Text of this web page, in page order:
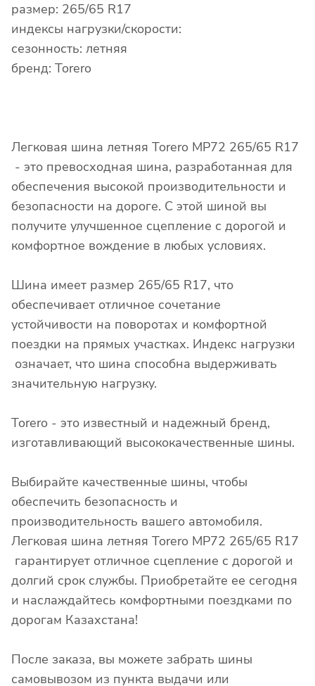
размер: 265/65 R17
индексы нагрузки/скорости:
сезонность: летняя
бренд: Torero
Легковая шина летняя Torero MP72 265/65 R17
- это превосходная шина, разработанная для
обеспечения высокой производительности и
безопасности на дороге. С этой шиной вы
получите улучшенное сцепление с дорогой и
комфортное вождение в любых условиях.
Шина имеет размер 265/65 R17, что
обеспечивает отличное сочетание
устойчивости на поворотах и комфортной
поездки на прямых участках. Индекс нагрузки
означает, что шина способна выдерживать
значительную нагрузку.
Torero - это известный и надежный бренд,
изготавливающий высококачественные шины.
Выбирайте качественные шины, чтобы
обеспечить безопасность и
производительность вашего автомобиля.
Легковая шина летняя Torero MP72 265/65 R17
гарантирует отличное сцепление с дорогой и
долгий срок службы. Приобретайте ее сегодня
и наслаждайтесь комфортными поездками по
дорогам Казахстана!
После заказа, вы можете забрать шины
самовывозом из пункта выдачи или